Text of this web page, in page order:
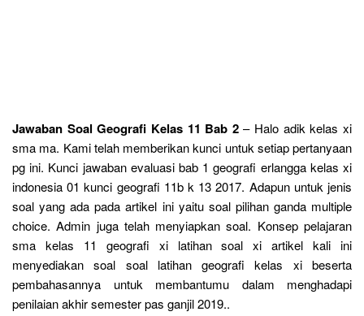
Jawaban Soal Geografi Kelas 11 Bab 2– Halo adik kelas xi
sma ma. Kami telah memberikan kunci untuk setiap pertanyaan
pg ini. Kunci jawaban evaluasi bab 1 geografi erlangga kelas xi
indonesia 01 kunci geografi 11b k 13 2017. Adapun untuk jenis
soal yang ada pada artikel ini yaitu soal pilihan ganda multiple
choice. Admin juga telah menyiapkan soal. Konsep pelajaran
sma kelas 11 geografi xi latihan soal xi artikel kali ini
menyediakan soal soal latihan geografi kelas xi beserta
pembahasannya untuk membantumu dalam menghadapi
penilaian akhir semester pas ganjil 2019..